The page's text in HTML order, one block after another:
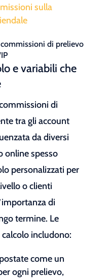
sulla
di prelievo
e variabili che
di
tra gli account
da diversi
online spesso
personalizzati per
o clienti
di
termine. Le
includono:
come un
ogni prelievo,